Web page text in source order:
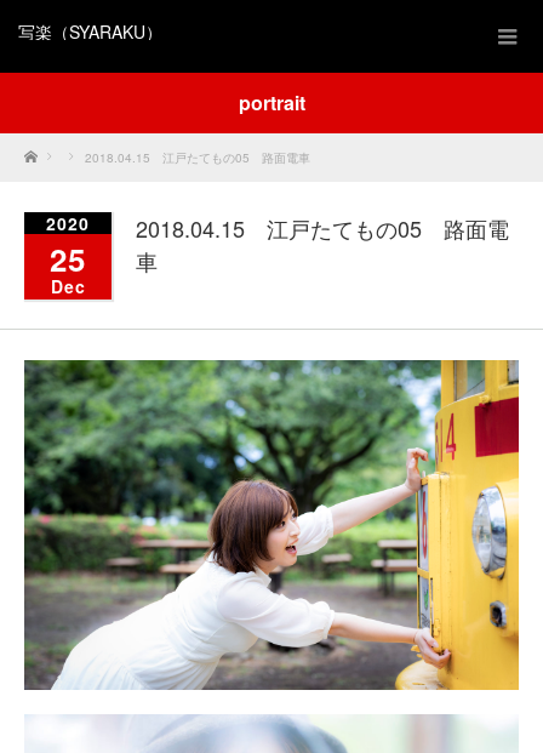
写楽（SYARAKU）
portrait
Home 2018.04.15 江戸たてもの05 路面電車
2020
25
Dec
2018.04.15 江戸たてもの05 路面電
車